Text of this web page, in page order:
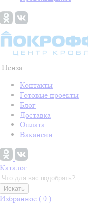
Пенза
Контакты
Готовые проекты
Блог
Доставка
Оплата
Вакансии
Каталог
Искать
Избранное ( 0 )